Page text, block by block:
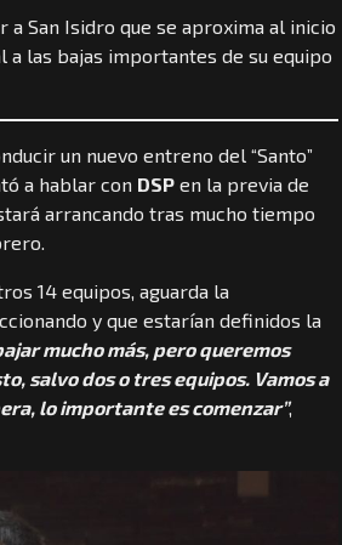
San Isidro que se aproxima al inicio
las bajas importantes de su equipo
un nuevo entreno del “Santo”
a hablar con DSP en la previa de
arrancando tras mucho tiempo
14 equipos, aguarda la
y que estarían definidos la
mucho más, pero queremos
salvo dos o tres equipos. Vamos a
lo importante es comenzar”,